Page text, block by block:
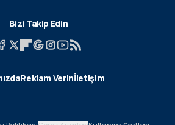
Bizi Takip Edin
Reklam Verinİletişim